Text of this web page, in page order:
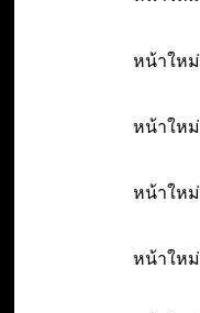
หน้าใหม่
หน้าใหม่
หน้าใหม่
หน้าใหม่